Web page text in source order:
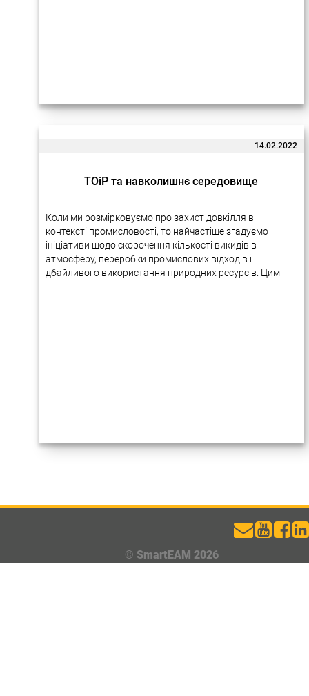
14.02.2022
ТОіР та навколишнє середовище
Коли ми розмірковуємо про захист довкілля в
контексті промисловості, то найчастіше згадуємо
ініціативи щодо скорочення кількості викидів в
атмосферу, переробки промислових відходів і
дбайливого використання природних ресурсів. Цим
© SmartEAM 2026